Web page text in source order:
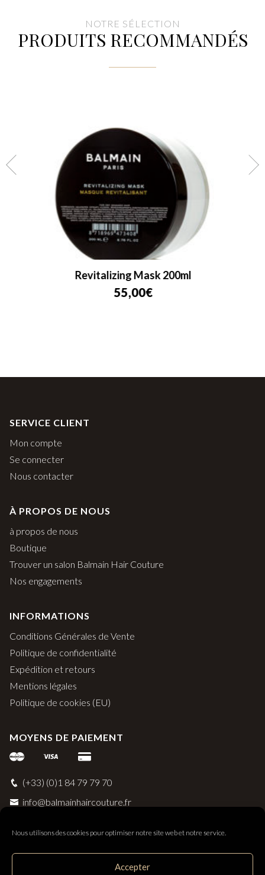
Nous utilisons des cookies pour optimiser notre site web et notre service.
Accepter
NOTRE SÉLECTION
PRODUITS RECOMMANDÉS
Revitalizing Mask 200ml
55,00€
SERVICE CLIENT
Mon compte
Se connecter
Nous contacter
À PROPOS DE NOUS
à propos de nous
Boutique
Trouver un salon Balmain Hair Couture
Nos engagements
INFORMATIONS
Conditions Générales de Vente
Politique de confidentialité
Expédition et retours
Mentions légales
Politique de cookies (EU)
MOYENS DE PAIEMENT
(+33) (0)1 84 79 79 70
info@balmainhaircouture.fr